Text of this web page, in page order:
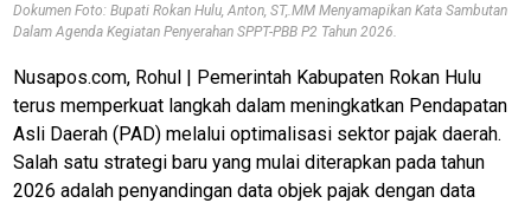
Dokumen Foto: Bupati Rokan Hulu, Anton, ST,.MM Menyamapikan Kata Sambutan
Dalam Agenda Kegiatan Penyerahan SPPT-PBB P2 Tahun 2026.
Nusapos.com, Rohul | Pemerintah Kabupaten Rokan Hulu
terus memperkuat langkah dalam meningkatkan Pendapatan
Asli Daerah (PAD) melalui optimalisasi sektor pajak daerah.
Salah satu strategi baru yang mulai diterapkan pada tahun
2026 adalah penyandingan data objek pajak dengan data